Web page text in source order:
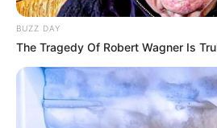
BUZZ DAY
The Tragedy Of Robert Wagner Is